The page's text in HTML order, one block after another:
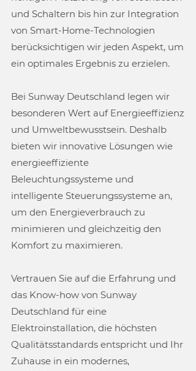
und Schaltern bis hin zur Integration
von Smart-Home-Technologien
berücksichtigen wir jeden Aspekt, um
ein optimales Ergebnis zu erzielen.
Bei Sunway Deutschland legen wir
besonderen Wert auf Energieeffizienz
und Umweltbewusstsein. Deshalb
bieten wir innovative Lösungen wie
energieeffiziente
Beleuchtungssysteme und
intelligente Steuerungssysteme an,
um den Energieverbrauch zu
minimieren und gleichzeitig den
Komfort zu maximieren.
Vertrauen Sie auf die Erfahrung und
das Know-how von Sunway
Deutschland für eine
Elektroinstallation, die höchsten
Qualitätsstandards entspricht und Ihr
Zuhause in ein modernes,